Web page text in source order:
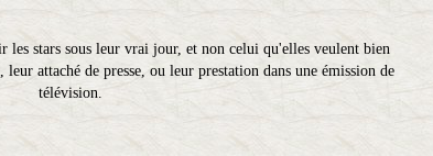
les stars sous leur vrai jour, et non celui qu'elles veulent bien
attaché de presse, ou leur prestation dans une émission de
télévision.